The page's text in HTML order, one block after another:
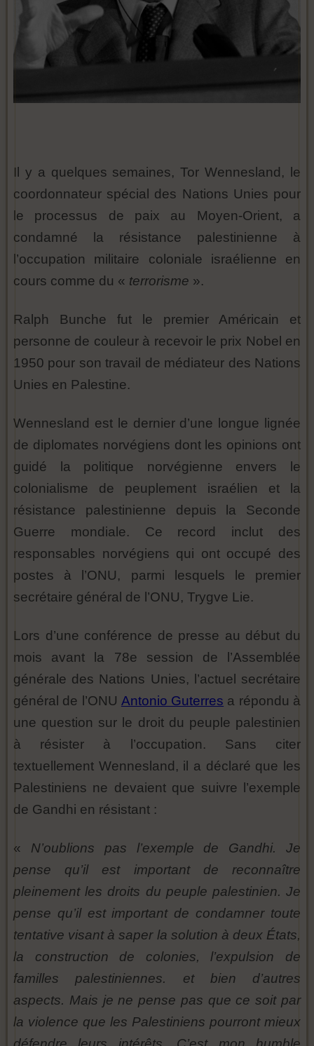
Il y a quelques semaines, Tor Wennesland, le
coordonnateur spécial des Nations Unies pour
le processus de paix au Moyen-Orient, a
condamné la résistance palestinienne à
l’occupation militaire coloniale israélienne en
cours comme du « terrorisme ».
Ralph Bunche fut le premier Américain et
personne de couleur à recevoir le prix Nobel en
1950 pour son travail de médiateur des Nations
Unies en Palestine.
Wennesland est le dernier d’une longue lignée
de diplomates norvégiens dont les opinions ont
guidé la politique norvégienne envers le
colonialisme de peuplement israélien et la
résistance palestinienne depuis la Seconde
Guerre mondiale. Ce record inclut des
responsables norvégiens qui ont occupé des
postes à l’ONU, parmi lesquels le premier
secrétaire général de l’ONU, Trygve Lie.
Lors d’une conférence de presse au début du
mois avant la 78e session de l’Assemblée
générale des Nations Unies, l’actuel secrétaire
général de l’ONU Antonio Guterres a répondu à
une question sur le droit du peuple palestinien
à résister à l’occupation. Sans citer
textuellement Wennesland, il a déclaré que les
Palestiniens ne devaient que suivre l’exemple
de Gandhi en résistant :
« N’oublions pas l’exemple de Gandhi. Je
pense qu’il est important de reconnaître
pleinement les droits du peuple palestinien. Je
pense qu’il est important de condamner toute
tentative visant à saper la solution à deux États,
la construction de colonies, l’expulsion de
familles palestiniennes. et bien d’autres
aspects. Mais je ne pense pas que ce soit par
la violence que les Palestiniens pourront mieux